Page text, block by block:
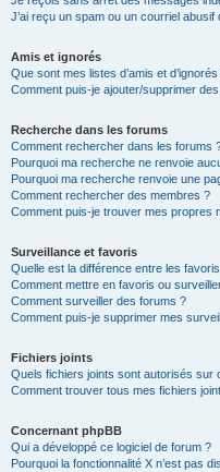
J’ai reçu un spam ou un courriel abusif
Amis et ignorés
Que sont mes listes d’amis et d’ignorés
Comment puis-je ajouter/supprimer
Recherche dans les forums
Comment rechercher dans les forums
Pourquoi ma recherche ne renvoie
Pourquoi ma recherche renvoie une
Comment rechercher des membres ?
Comment puis-je trouver mes propres
Surveillance et favoris
Quelle est la différence entre les
Comment mettre en favoris ou
Comment surveiller des forums ?
Comment puis-je supprimer mes
Fichiers joints
Quels fichiers joints sont autorisés sur
Comment trouver tous mes fichiers
Concernant phpBB
Qui a développé ce logiciel de forum ?
Pourquoi la fonctionnalité X n’est pas